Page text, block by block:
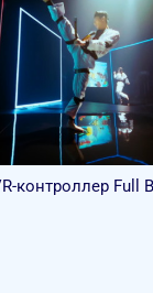
контроллер Full